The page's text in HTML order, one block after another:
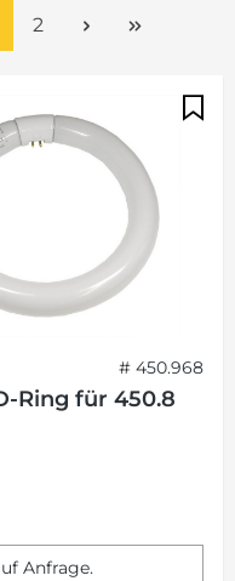
Seite
2
# 450.968
Ring für 450.8
Anfrage.